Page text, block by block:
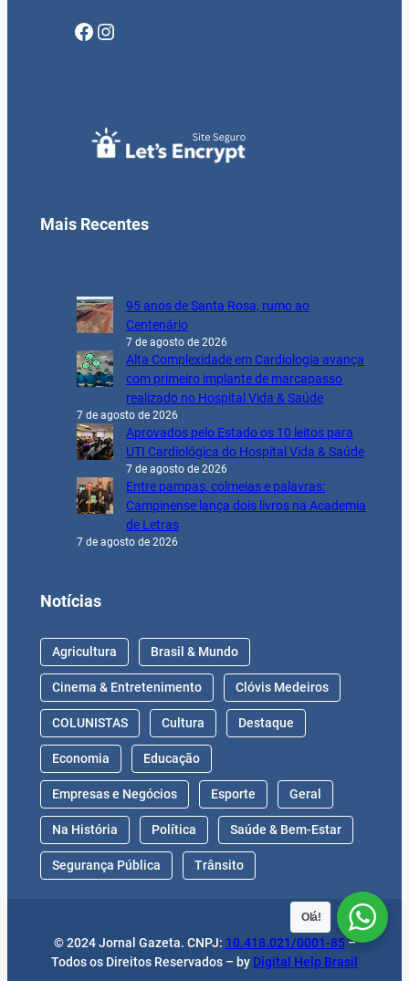
Facebook Instagram
Mais Recentes
95 anos de Santa Rosa, rumo ao
Centenário
7 de agosto de 2026
Alta Complexidade em Cardiologia avança
com primeiro implante de marcapasso
realizado no Hospital Vida & Saúde
7 de agosto de 2026
Aprovados pelo Estado os 10 leitos para
UTI Cardiológica do Hospital Vida & Saúde
7 de agosto de 2026
Entre pampas, colmeias e palavras:
Campinense lança dois livros na Academia
de Letras
7 de agosto de 2026
Notícias
Agricultura Brasil & Mundo
Cinema & Entretenimento Clóvis Medeiros
COLUNISTAS Cultura Destaque
Economia Educação
Empresas e Negócios Esporte Geral
Na História Política Saúde & Bem-Estar
Segurança Pública Trânsito
© 2024 Jornal Gazeta. CNPJ: 10.418.021/0001-85–
Todos os Direitos Reservados – by Digital Help Brasil
Olá!